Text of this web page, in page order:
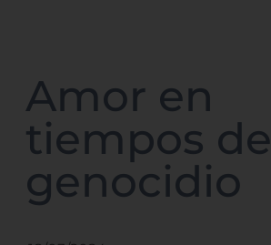
Amor en
tiempos de
genocidio